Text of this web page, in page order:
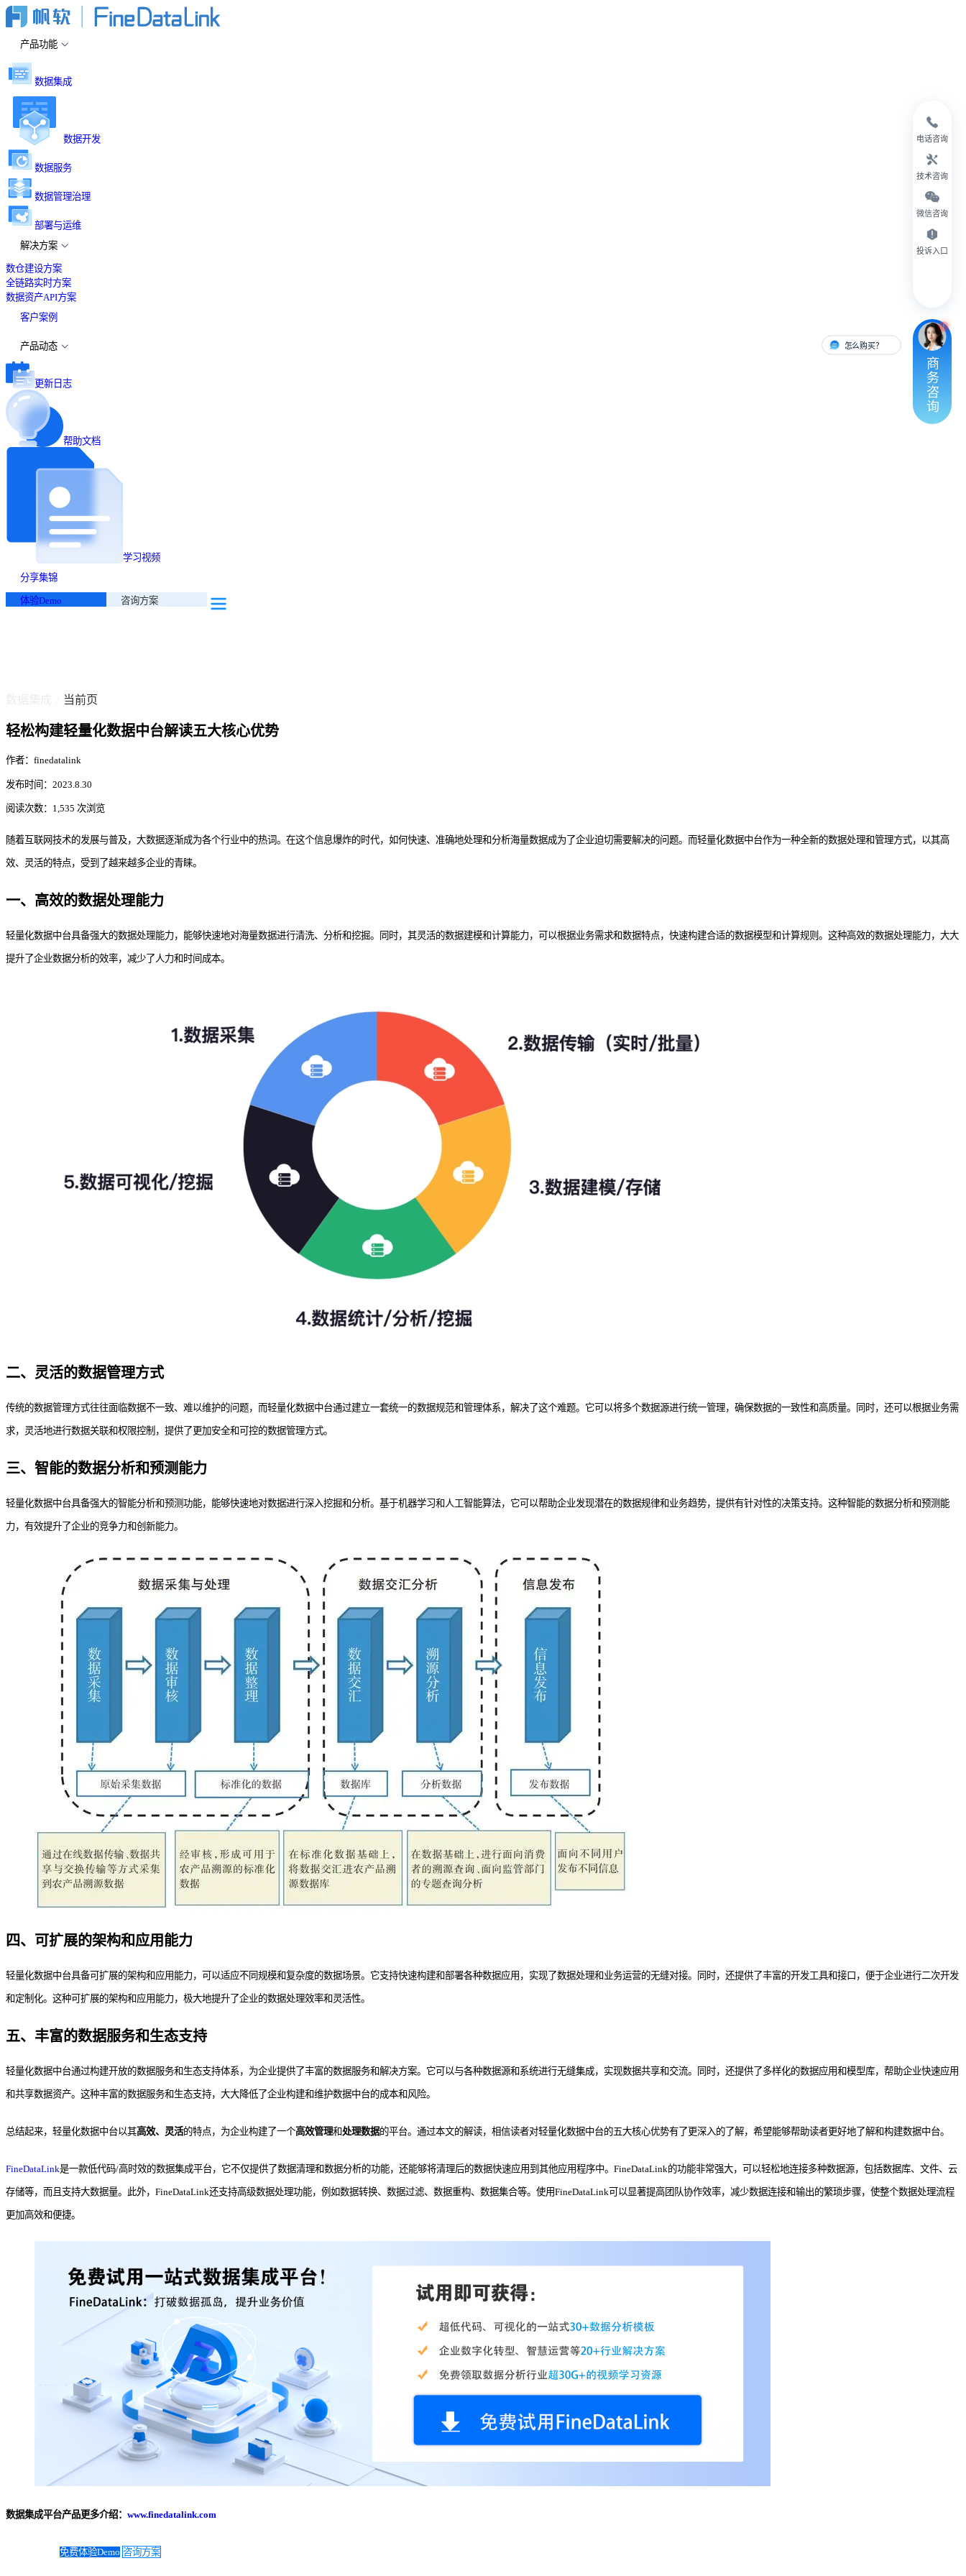
产品功能
数据集成
数据开发
数据服务
数据管理治理
部署与运维
解决方案
数仓建设方案
全链路实时方案
数据资产API方案
客户案例
产品动态
更新日志
帮助文档
学习视频
分享集锦
体验Demo 咨询方案
当前页
轻松构建轻量化数据中台解读五大核心优势
作者：finedatalink
发布时间：2023.8.30
阅读次数：1,535 次浏览
随着互联网技术的发展与普及，大数据逐渐成为各个行业中的热词。在这个信息爆炸的时代，如何快速、准确地处理和分析海量数据成为了企业迫切需要解决的问题。而轻量化数据中台作为一种全新的数据处理和管理方式，以其高
效、灵活的特点，受到了越来越多企业的青睐。
一、高效的数据处理能力
轻量化数据中台具备强大的数据处理能力，能够快速地对海量数据进行清洗、分析和挖掘。同时，其灵活的数据建模和计算能力，可以根据业务需求和数据特点，快速构建合适的数据模型和计算规则。这种高效的数据处理能力，大大
提升了企业数据分析的效率，减少了人力和时间成本。
二、灵活的数据管理方式
传统的数据管理方式往往面临数据不一致、难以维护的问题，而轻量化数据中台通过建立一套统一的数据规范和管理体系，解决了这个难题。它可以将多个数据源进行统一管理，确保数据的一致性和高质量。同时，还可以根据业务需
求，灵活地进行数据关联和权限控制，提供了更加安全和可控的数据管理方式。
三、智能的数据分析和预测能力
轻量化数据中台具备强大的智能分析和预测功能，能够快速地对数据进行深入挖掘和分析。基于机器学习和人工智能算法，它可以帮助企业发现潜在的数据规律和业务趋势，提供有针对性的决策支持。这种智能的数据分析和预测能
力，有效提升了企业的竞争力和创新能力。
四、可扩展的架构和应用能力
轻量化数据中台具备可扩展的架构和应用能力，可以适应不同规模和复杂度的数据场景。它支持快速构建和部署各种数据应用，实现了数据处理和业务运营的无缝对接。同时，还提供了丰富的开发工具和接口，便于企业进行二次开发
和定制化。这种可扩展的架构和应用能力，极大地提升了企业的数据处理效率和灵活性。
五、丰富的数据服务和生态支持
轻量化数据中台通过构建开放的数据服务和生态支持体系，为企业提供了丰富的数据服务和解决方案。它可以与各种数据源和系统进行无缝集成，实现数据共享和交流。同时，还提供了多样化的数据应用和模型库，帮助企业快速应用
和共享数据资产。这种丰富的数据服务和生态支持，大大降低了企业构建和维护数据中台的成本和风险。
总结起来，轻量化数据中台以其高效、灵活的特点，为企业构建了一个高效管理和处理数据的平台。通过本文的解读，相信读者对轻量化数据中台的五大核心优势有了更深入的了解，希望能够帮助读者更好地了解和构建数据中台。
FineDataLink是一款低代码/高时效的数据集成平台，它不仅提供了数据清理和数据分析的功能，还能够将清理后的数据快速应用到其他应用程序中。FineDataLink的功能非常强大，可以轻松地连接多种数据源，包括数据库、文件、云
存储等，而且支持大数据量。此外，FineDataLink还支持高级数据处理功能，例如数据转换、数据过滤、数据重构、数据集合等。使用FineDataLink可以显著提高团队协作效率，减少数据连接和输出的繁琐步骤，使整个数据处理流程
更加高效和便捷。
数据集成平台产品更多介绍： www.finedatalink.com
免费体验Demo 咨询方案
电话咨询
技术咨询
微信咨询
投诉入口
怎么购买？ 有人对接
商
务
咨
询